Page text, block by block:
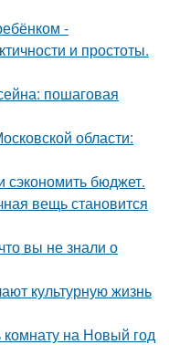
-
и простоты.
пошаговая
области:
сэкономить бюджет.
вещь становится
вы не знали о
культурную жизнь
на Новый год